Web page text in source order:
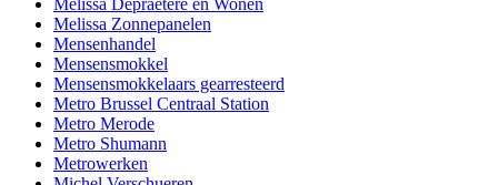
Melissa Depraetere en Wonen
Melissa Zonnepanelen
Mensenhandel
Mensensmokkel
Mensensmokkelaars gearresteerd
Metro Brussel Centraal Station
Metro Merode
Metro Shumann
Metrowerken